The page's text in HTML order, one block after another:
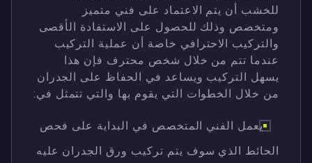
للخشب أن يتم الاعتماد على فني متميز
ومتخصص وذلك للحصول على الاستفادة الأقصى
والتركيب الاحترافي خاصة أن عملية التركيب
عندما تتم من خلال شخص محترف فإن هذا
يسهل التركيب ويساعد في الحفاظ على الجدران
من خلال الخطوات التي يقوم بها والتي تتمثل في:
يعمل الفني المتخصص في البداية على فحص
الحائط الذي سوف يتم تركيب ورق الجدران عليه